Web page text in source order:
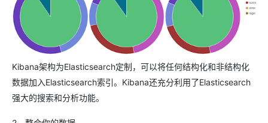
Kibana架构为Elasticsearch定制，可以将任何结构化和非结构化
数据加入Elasticsearch索引。Kibana还充分利用了Elasticsearch
强大的搜索和分析功能。